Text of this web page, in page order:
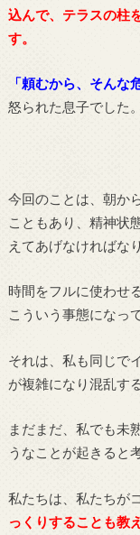
込んで、テラスの柱
す。
「頼むから、そんな
怒られた息子でした。
今回のことは、朝か
こともあり、精神状
えてあげなければな
時間をフルに使わせ
こういう事態になっ
それは、私も同じで
が複雑になり混乱す
まだまだ、私でも未
うなことが起きると
私たちは、私たちが
っくりすることも教